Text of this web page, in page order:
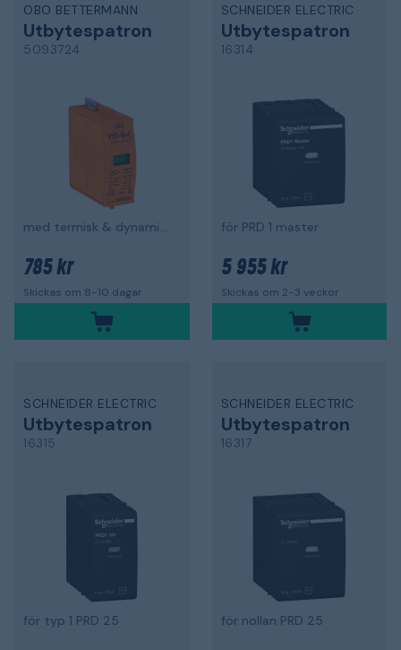
OBO BETTERMANN
Utbytespatron
5093724
med termisk & dynamisk skiljeanordning
785 kr
Skickas om 8-10 dagar
SCHNEIDER ELECTRIC
Utbytespatron
16314
för PRD 1 master
5 955 kr
Skickas om 2-3 veckor
SCHNEIDER ELECTRIC
Utbytespatron
16315
för typ 1 PRD 25
SCHNEIDER ELECTRIC
Utbytespatron
16317
för nollan PRD 25